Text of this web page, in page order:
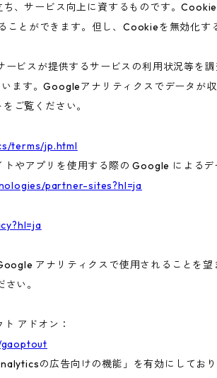
、サービス向上に資するものです。
とができます。但し、Cookieを無効化す
ービスが提供するサービスの利用状況等を
ます。Googleアナリティクスでデータが
ご覧ください。
terms/jp.html
やアプリを使用する際の Google によるデ
partner-sites?hl=ja
アナリティクスで使用されることを
い。
アドオン：
の広告向けの機能」を有効にして